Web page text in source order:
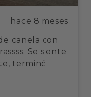
hace 8 meses
canela con
Se siente
terminé